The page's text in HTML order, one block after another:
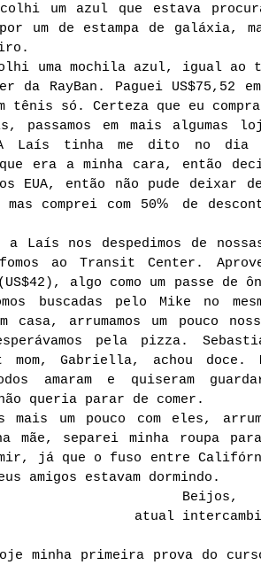
um azul que estava
um de estampa de galáxia,
uma mochila azul, igual
da RayBan. Paguei
tênis só. Certeza que eu
passamos em mais algumas
tinha me dito no dia
era a minha cara, então
EUA, então não pude deixar
mas comprei com 50%
de
a Laís nos despedimos de
ao Transit Center.
algo como um passe de
buscadas pelo Mike no
casa, arrumamos um pouco
pela pizza.
mom, Gabriella, achou
amaram e quiseram
queria parar de comer.
mais um pouco com eles,
mãe, separei minha roupa
já que o fuso entre
amigos estavam dormindo.
Beijos,
atual
minha primeira prova do